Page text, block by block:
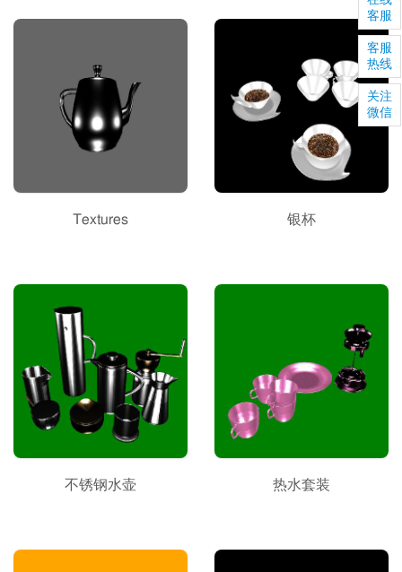
Textures 银杯
不锈钢水壶 热水套装
客服
客服
热线
关注
微信